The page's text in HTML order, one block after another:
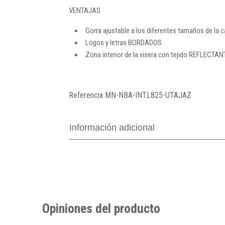
VENTAJAS
Gorra ajustable a los diferentes tamaños de la
Logos y letras BORDADOS
Zona interior de la visera con tejido
Referencia MN-NBA-INTL825-UTAJAZ
Información adicional
Opiniones del producto